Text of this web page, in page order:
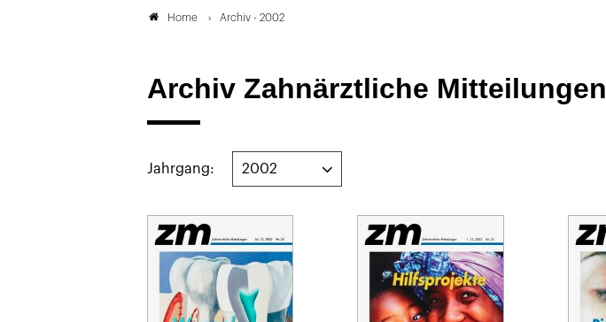
Home Archiv - 2002
Archiv Zahnärztliche Mitteilungen
Jahrgang: